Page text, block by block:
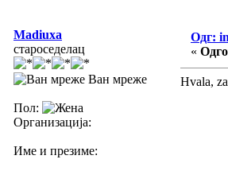
Madiuxa
староседелац
Ван мреже
Пол:
Организација:
Име и презиме:
Одг:
«
Hvala,